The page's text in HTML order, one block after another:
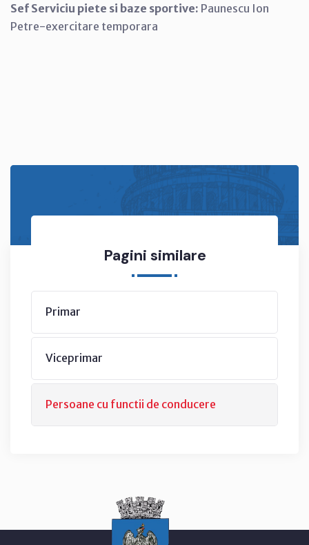
Sef Serviciu piete si baze sportive: Paunescu Ion
Petre-exercitare temporara
Pagini similare
Primar
Viceprimar
Persoane cu functii de conducere